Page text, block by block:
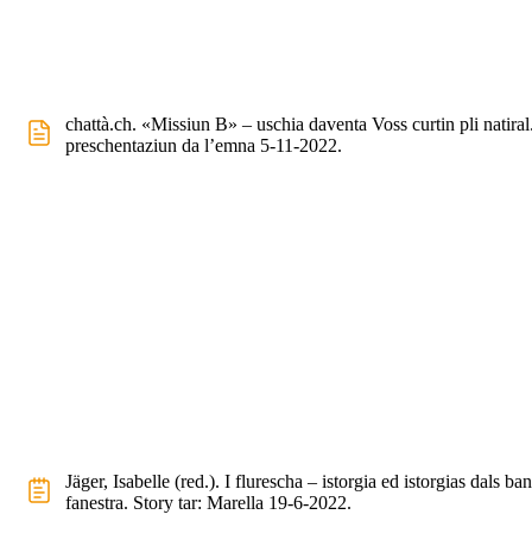
chattà.ch. «Missiun B» – uschia daventa Voss curtin pli
preschentaziun da l’emna 5-11-2022.
Jäger, Isabelle (red.). I flurescha – istorgia ed istorgias dals
fanestra. Story tar: Marella 19-6-2022.